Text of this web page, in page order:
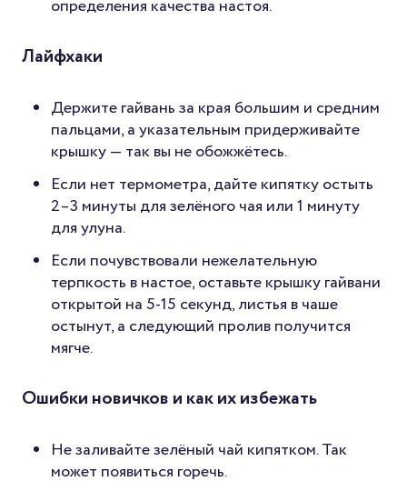
определения качества настоя.
Лайфхаки
Держите гайвань за края большим и средним
пальцами, а указательным придерживайте
крышку — так вы не обожжётесь.
Если нет термометра, дайте кипятку остыть
2–3 минуты для зелёного чая или 1 минуту
для улуна.
Если почувствовали нежелательную
терпкость в настое, оставьте крышку гайвани
открытой на 5-15 секунд, листья в чаше
остынут, а следующий пролив получится
мягче.
Ошибки новичков и как их избежать
Не заливайте зелёный чай кипятком. Так
может появиться горечь.